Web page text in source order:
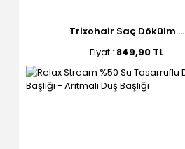
Trixohair Saç Dökülm ...
Fiyat : 849,90 TL